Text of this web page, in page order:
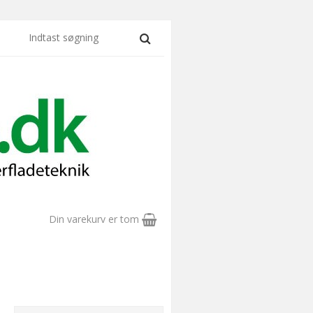
Din varekurv er tom